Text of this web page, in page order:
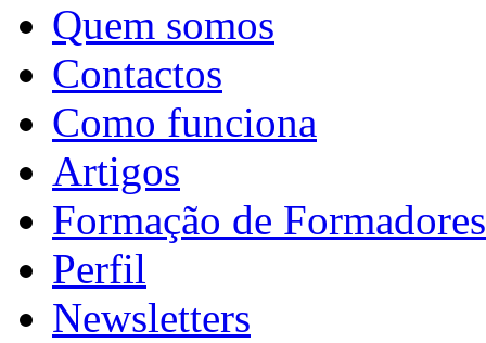
Quem somos
Contactos
Como funciona
Artigos
Formação de Formadores
Perfil
Newsletters